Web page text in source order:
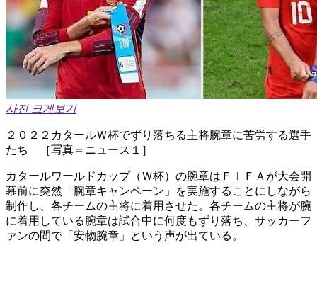
사진 크게보기
２０２２カタールＷ杯でずり落ちる主将腕章に苦労する選手
たち ［写真＝ニュース１］
カタールワールドカップ（Ｗ杯）の腕章はＦＩＦＡが大会開
幕前に突然「腕章キャンペーン」を実施することにしながら
制作し、各チームの主将に着用させた。各チームの主将が腕
に着用している腕章は試合中に何度もずり落ち、サッカーフ
ァンの間で「安物腕章」という声が出ている。